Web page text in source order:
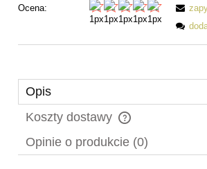
Ocena:
Opis
Koszty dostawy
Cena nie zawiera ewentualnych kosztów
Opinie o produkcie (0)